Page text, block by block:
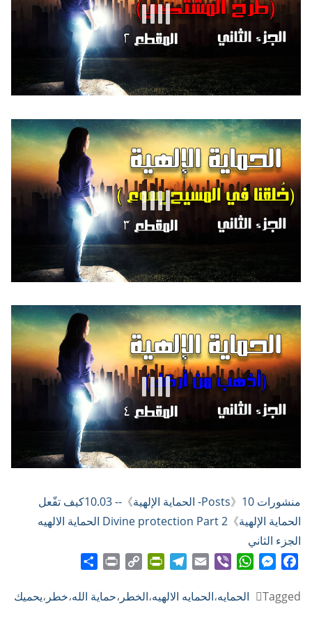
منشورات Posts 》 10- الحماية الإلهية 》
-- 10.03كيف تفّعل
الحماية الإلهية》
Divine protection Part 2 الحماية الالهيه
الجزء الثاني
Link
Tagged
الحمايه،الحمايه الالهيه،الخطر ،حماية الله،خطر ،يحميك